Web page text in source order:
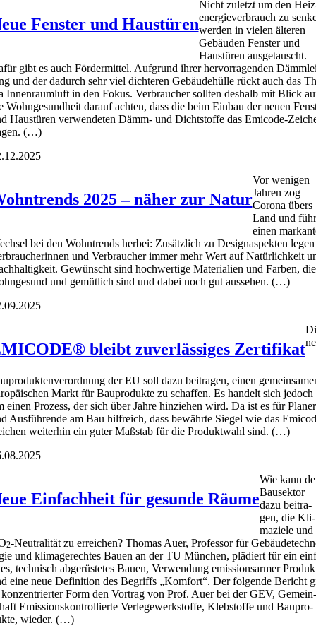
Fenster und Haustüren
Nicht zuletzt um den
ener­gie­ver­brauch zu
wer­den in vie­len älte­ren
Gebäu­den Fens­ter und
Haus­tü­ren aus­ge­tauscht.
gibt es auch För­der­mit­tel. Auf­grund ihrer her­vor­ra­gen­den
und der dadurch sehr viel dich­te­ren Gebäu­de­hül­le rückt auch das
Innen­raum­luft in den Fokus. Ver­brau­cher soll­ten des­halb mit Blick
Wohn­ge­sund­heit dar­auf ach­ten, dass die beim Ein­bau der neu­en
Haus­tü­ren ver­wen­de­ten Dämm- und Dicht­stof­fe das Emi­code-
(…)
2025 – näher zur Natur
Vor weni­gen
Jah­ren zog
Coro­na übers
Land und
einen
bei den Wohn­trends her­bei: Zusätz­lich zu Desi­gnaspek­ten legen
und Ver­brau­cher immer mehr Wert auf Natür­lich­keit
Gewünscht sind hoch­wer­ti­ge Mate­ria­li­en und Far­ben, die
und gemüt­lich sind und dabei noch gut aus­se­hen. (…)
bleibt zuverlässiges Zertifikat
der EU soll dazu bei­tra­gen, einen
Markt für Bau­pro­duk­te zu schaf­fen. Es han­delt sich jedoch
einen Pro­zess, der sich über Jah­re hin­zie­hen wird. Da ist es für Pla­ner
Aus­füh­ren­de am Bau hilf­reich, dass bewähr­te Sie­gel wie das
wei­ter­hin ein guter Maß­stab für die Pro­dukt­wahl sind. (…)
Einfachheit für gesunde Räume
Wie kann
Bau­sek­tor
dazu bei­tra­
gen, die Kli­
ma­zie­le und
2-Neu­tra­li­tät zu errei­chen? Tho­mas Auer, Pro­fes­sor für
und kli­ma­ge­rech­tes Bau­en an der TU Mün­chen, plä­diert für ein
tech­nisch abge­rüs­te­tes Bau­en, Ver­wen­dung emis­si­ons­ar­mer
eine neue Defi­ni­ti­on des Begriffs „Kom­fort“. Der fol­gen­de Bericht
Form den Vor­trag von Prof. Auer bei der GEV, Gemein­
Emis­si­ons­kon­trol­lier­te Ver­le­ge­werk­stof­fe, Kleb­stof­fe und Bau­pro­
wie­der. (…)